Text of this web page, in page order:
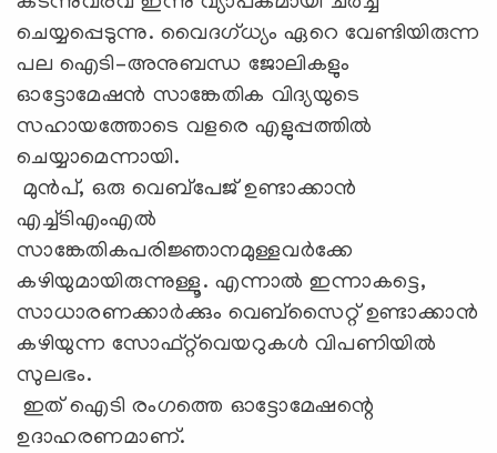
ചെയ്യപ്പെടുന്നു. വൈദഗ്ധ്യം ഏറെ വേണ്ടിയിരുന്ന
പല ഐടി–അനുബന്ധ ജോലികളും
ഓട്ടോമേഷൻ സാങ്കേതിക വിദ്യയുടെ
സഹായത്തോടെ വളരെ എളുപ്പത്തിൽ
ചെയ്യാമെന്നായി.
മുൻപ്, ഒരു വെബ്പേജ് ഉണ്ടാക്കാൻ
എച്ച്ടിഎംഎൽ
സാങ്കേതികപരിജ്ഞാനമുള്ളവർക്കേ
കഴിയുമായിരുന്നുള്ളൂ. എന്നാൽ ഇന്നാകട്ടെ,
സാധാരണക്കാർക്കും വെബ്സൈറ്റ് ഉണ്ടാക്കാൻ
കഴിയുന്ന സോഫ്റ്റ്‌വെയറുകൾ വിപണിയിൽ
സുലഭം.
ഇത് ഐടി രംഗത്തെ ഓട്ടോമേഷന്റെ
ഉദാഹരണമാണ്.